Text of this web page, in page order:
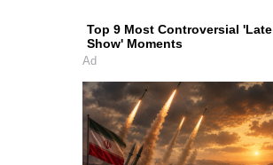
Top 9 Most Controversial 'Late
Show' Moments
Ad